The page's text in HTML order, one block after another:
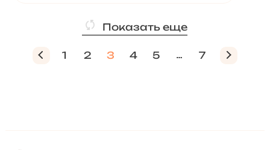
Показать еще
1 2 3 4 5 7